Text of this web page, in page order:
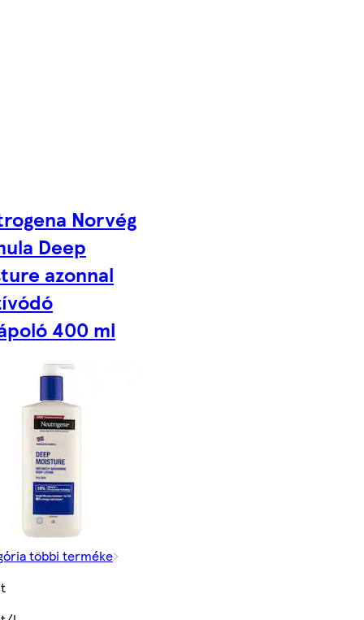
Norvég
Deep
azonnal
400 ml
többi terméke